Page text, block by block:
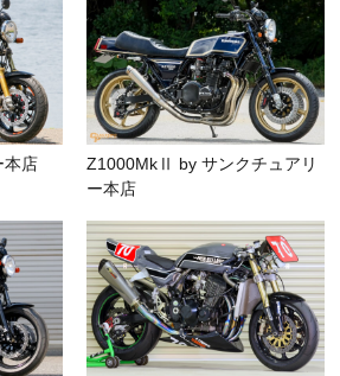
本店
Z1000MkⅡ by サンクチュアリ
ー本店